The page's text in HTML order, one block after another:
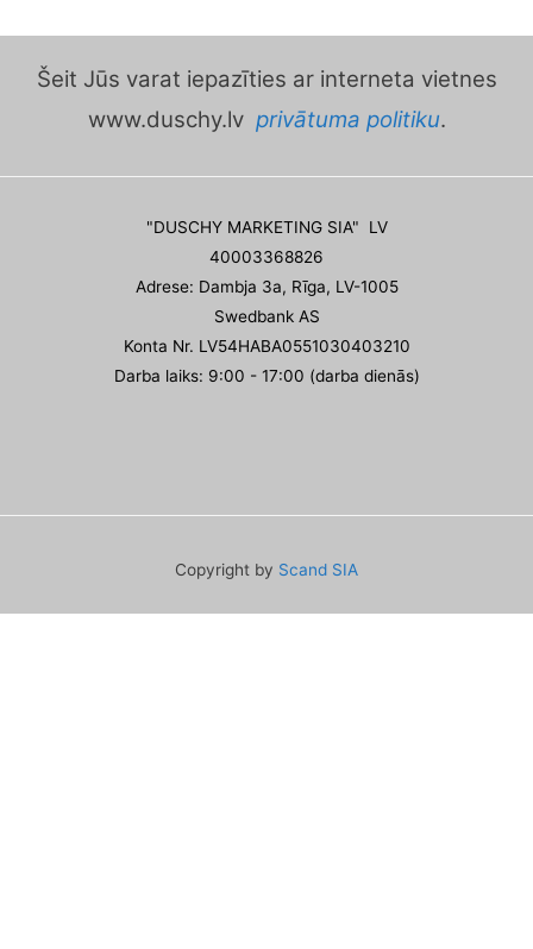
Šeit Jūs varat iepazīties ar interneta vietnes
www.duschy.lv privātuma politiku.
"DUSCHY MARKETING SIA" LV
40003368826
Adrese: Dambja 3a, Rīga, LV-1005
Swedbank AS
Konta Nr. LV54HABA0551030403210
Darba laiks: 9:00 - 17:00 (darba dienās)
Copyright by Scand SIA